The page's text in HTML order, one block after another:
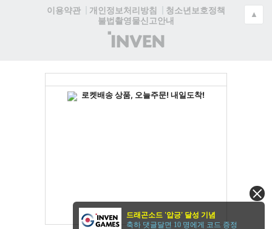
이용약관
개인정보처리방침
청소년보호정책
불법촬영물신고안내
(주)
인
▲
드래곤소드 '압긍' 달성 기념
축하 댓글달면 10 명에게 코드 증정